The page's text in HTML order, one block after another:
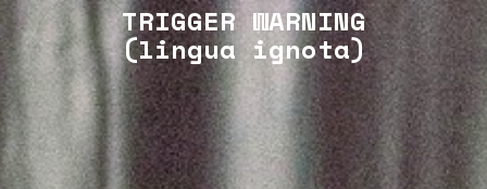
TRIGGER WARNING
(lingua ignota)